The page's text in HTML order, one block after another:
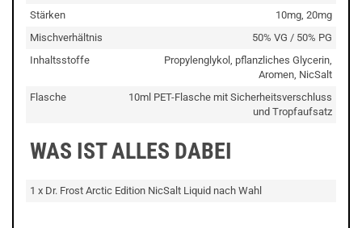
Stärken
10mg, 20mg
Mischverhältnis
50% VG / 50% PG
Inhaltsstoffe
Propylenglykol, pflanzliches Glycerin,
Aromen, NicSalt
Flasche
10ml PET-Flasche mit Sicherheitsverschluss
und Tropfaufsatz
WAS IST ALLES DABEI
1 x Dr. Frost Arctic Edition NicSalt Liquid nach Wahl